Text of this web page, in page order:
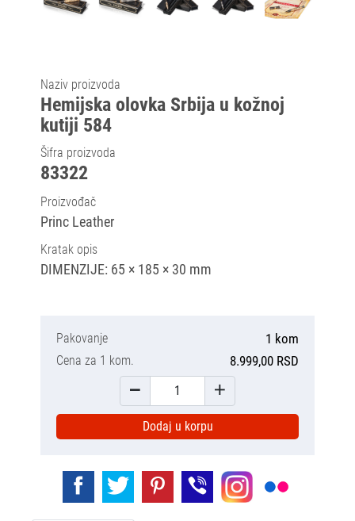
Naziv proizvoda
Hemijska olovka Srbija u kožnoj
kutiji 584
Šifra proizvoda
83322
Proizvođač
Princ Leather
Kratak opis
DIMENZIJE: 65 × 185 × 30 mm
Pakovanje 1 kom
Cena za 1 kom. 8.999,00 RSD
Dodaj u korpu